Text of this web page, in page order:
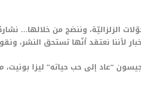
الزلزاليّة، وننضج من خلالها…
لأننا نعتقد أنّها تستحق النشر،